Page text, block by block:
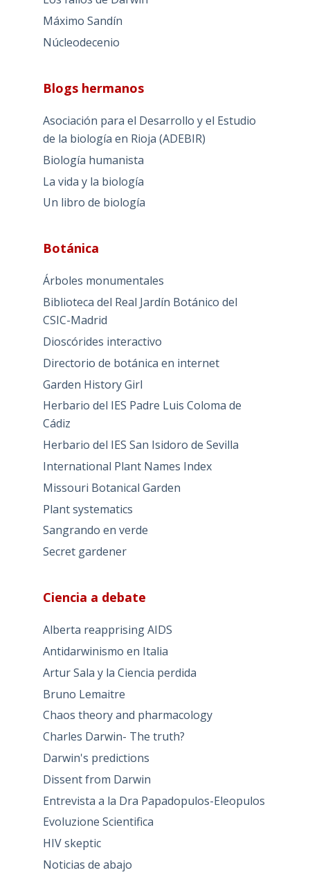
Máximo Sandín
Núcleodecenio
Blogs hermanos
Asociación para el Desarrollo y el Estudio
de la biología en Rioja (ADEBIR)
Biología humanista
La vida y la biología
Un libro de biología
Botánica
Árboles monumentales
Biblioteca del Real Jardín Botánico del
CSIC-Madrid
Dioscórides interactivo
Directorio de botánica en internet
Garden History Girl
Herbario del IES Padre Luis Coloma de
Cádiz
Herbario del IES San Isidoro de Sevilla
International Plant Names Index
Missouri Botanical Garden
Plant systematics
Sangrando en verde
Secret gardener
Ciencia a debate
Alberta reapprising AIDS
Antidarwinismo en Italia
Artur Sala y la Ciencia perdida
Bruno Lemaitre
Chaos theory and pharmacology
Charles Darwin- The truth?
Darwin's predictions
Dissent from Darwin
Entrevista a la Dra Papadopulos-Eleopulos
Evoluzione Scientifica
HIV skeptic
Noticias de abajo